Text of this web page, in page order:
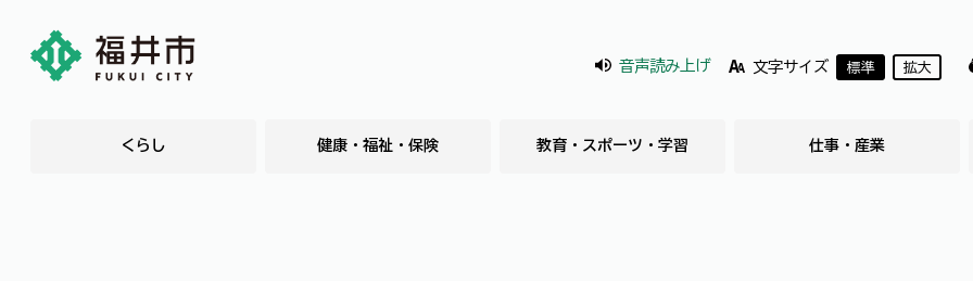
音声読み上げ 文字サイズ 標準 拡大
くらし 健康・福祉・保険 教育・スポーツ・学習 仕事・産業